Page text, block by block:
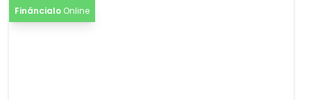
asientos delanteros
Fináncialo Online